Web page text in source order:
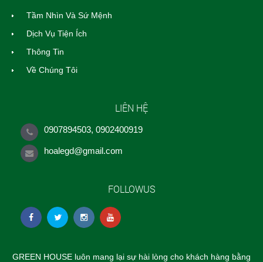
Tầm Nhìn Và Sứ Mệnh
Dịch Vụ Tiện Ích
Thông Tin
Về Chúng Tôi
LIÊN HỆ
0907894503, 0902400919
hoalegd@gmail.com
FOLLOWUS
GREEN HOUSE luôn mang lại sự hài lòng cho khách hàng bằng